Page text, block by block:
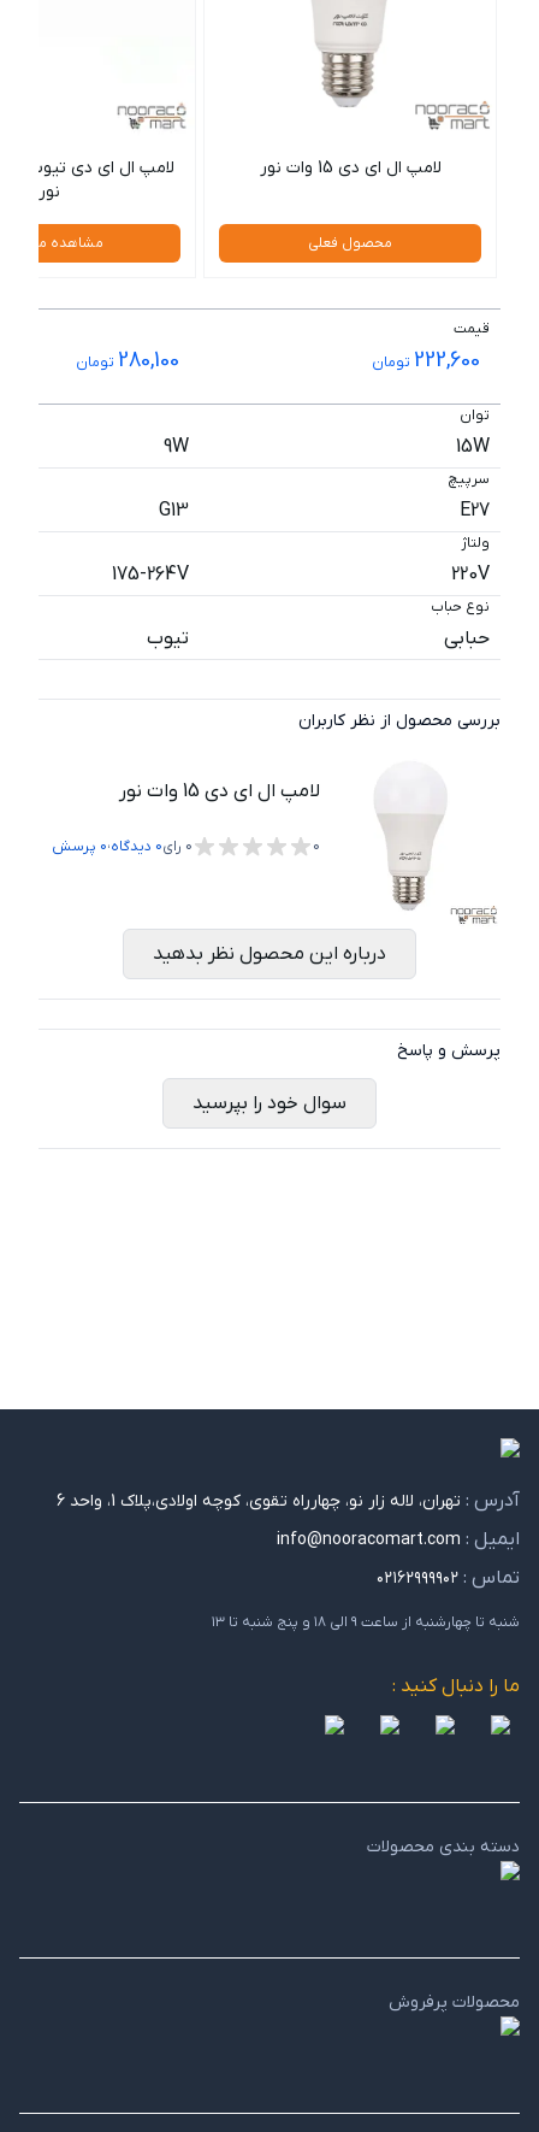
لامپ ال ای دی 15 وات نور
محصول فعلی
نور
مشاهده
قیمت
222,600 تومان 280,100 تومان
توان
15W
9W
سرپیچ
E27
G13
ولتاژ
220V
175-264V
نوع حباب
حبابی تیوب
بررسی محصول از نظر کاربران
لامپ ال ای دی 15 وات نور
0
0 رای0 دیدگاه،0 پرسش
درباره این محصول نظر بدهید
پرسش و پاسخ
سوال خود را بپرسید
آدرس : تهران، لاله زار نو، چهارراه تقوی، کوچه اولادی،پلاک 1، واحد 6
ایمیل : info@nooracomart.com
تماس : ۰۲۱۶۲۹۹۹۹۰۲
شنبه تا چهارشنبه از ساعت ۹ الی ۱۸ و پنج شنبه تا ۱۳
ما را دنبال کنید :
دسته بندی محصولات
محصولات پرفروش